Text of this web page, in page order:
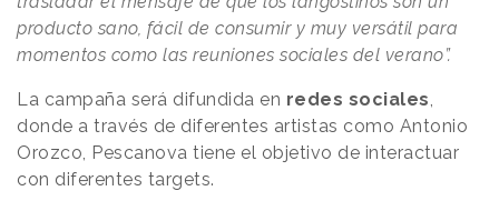
producto sano, fácil de consumir y muy versátil para
momentos como las reuniones sociales del verano”.
La campaña será difundida en redes sociales,
donde a través de diferentes artistas como Antonio
Orozco, Pescanova tiene el objetivo de interactuar
con diferentes targets.